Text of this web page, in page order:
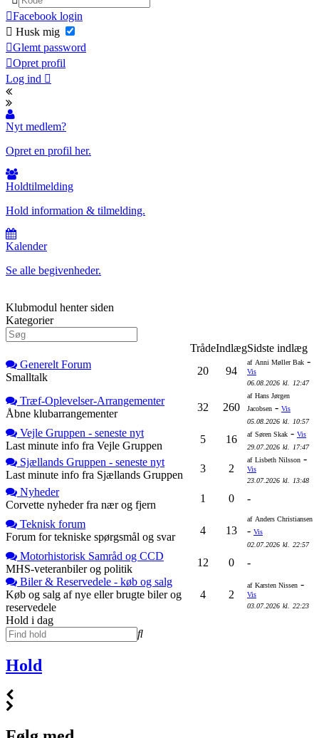
Facebook login
Husk mig
Glemt password
Opret profil
Log ind
Nyt medlem?
Opret en profil her.
Holdtilmelding
Hold information & tilmelding.
Kalender
Se alle begivenheder.
Klubmodul henter siden
Kategorier
TrådeIndlægSidste indlæg
Generelt Forum
Smalltalk
20 94
af Anni Møller Bak -
Vis
06.08.2026 kl. 12:47
Træf-Oplevelser-Arrangementer
Åbne klubarrangementer
32 260
af Hans Jørgen
Jacobsen - Vis
05.08.2026 kl. 10:57
Vejle Gruppen - seneste nyt
Last minute info fra Vejle Gruppen
5 16 af Søren Skak - Vis
29.07.2026 kl. 17:47
Sjællands Gruppen - seneste nyt
Last minute info fra Sjællands Gruppen
3 2
af Lisbeth Nilsson -
Vis
23.07.2026 kl. 13:48
Nyheder
Corvette nyheder fra nær og fjern
1 0 -
Teknisk forum
Forum for tekniske spørgsmål og svar
4 13
af Anders Christiansen
- Vis
02.07.2026 kl. 22:57
Motorhistorisk Samråd og CCD
MHS-veteranbiler og politik
12 0
-
Biler & Reservedele - køb og salg
Køb og salg af nye eller brugte biler og
reservedele
4 2
af Karsten Nissen -
Vis
03.07.2026 kl. 22:23
Hold i dag
Hold